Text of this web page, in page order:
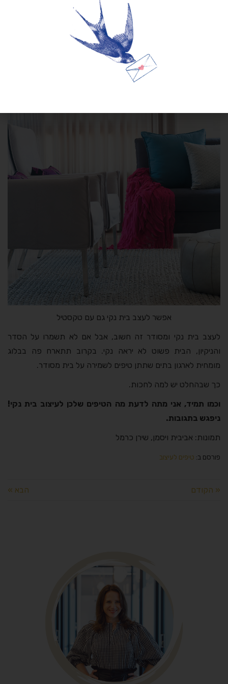
אפשר לעצב בית נקי גם עם טקסטיל
לעצב בית נקי ומסודר זה חשוב, אבל אם לא תשמרו על הסדר
והניקיון, הבית פשוט לא יראה נקי. בקרוב תתארח פה בבלוג
מומחית לארגון בתים שתתן טיפים לשמירה על בית מסודר.
כך שבהחלט יש למה לחכות.
וכמו תמיד, אני מתה לדעת מה הטיפים שלכן לעיצוב בית נקי!
ניפגש בתגובות.
תמונות: אביבית ויסמן, שירן כרמל
פורסם ב: טיפים לעיצוב
« הקודם הבא »